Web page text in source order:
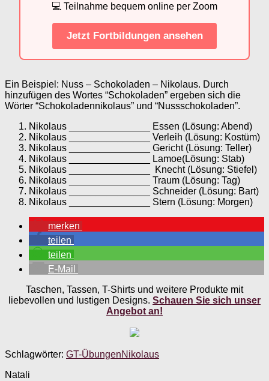
💻 Teilnahme bequem online per Zoom
Jetzt Fortbildungen ansehen
Ein Beispiel: Nuss – Schokoladen – Nikolaus. Durch
hinzufügen des Wortes “Schokoladen” ergeben sich die
Wörter “Schokoladennikolaus” und “Nussschokoladen”.
Nikolaus _______________ Essen (Lösung: Abend)
Nikolaus _______________ Verleih (Lösung: Kostüm)
Nikolaus _______________ Gericht (Lösung: Teller)
Nikolaus _______________ Lamoe(Lösung: Stab)
Nikolaus _______________ Knecht (Lösung: Stiefel)
Nikolaus _______________ Traum (Lösung: Tag)
Nikolaus _______________ Schneider (Lösung: Bart)
Nikolaus _______________ Stern (Lösung: Morgen)
merken
teilen
teilen
E-Mail
Taschen, Tassen, T-Shirts und weitere Produkte mit
liebevollen und lustigen Designs. Schauen Sie sich unser
Angebot an!
Schlagwörter: GT-ÜbungenNikolaus
Natali